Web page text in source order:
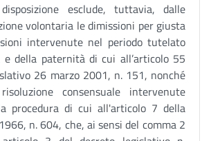
esclude, tuttavia, dalle
volontaria le dimissioni per giusta
intervenute nel periodo tutelato
della paternità di cui all’articolo 55
26 marzo 2001, n. 151, nonché
consensuale intervenute
procedura di cui all'articolo 7 della
n. 604, che, ai sensi del comma 2